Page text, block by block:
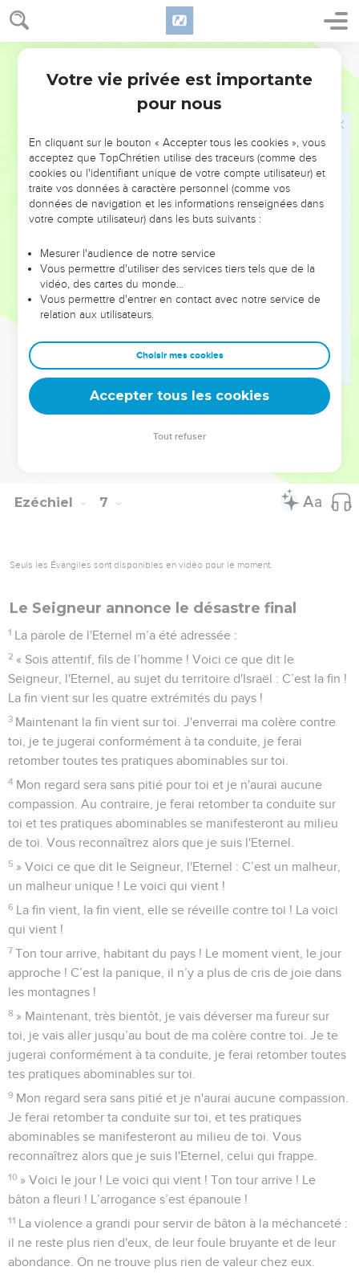
Ezéchiel 6
prendront eux-mêmes en dégoût à cause du mal qu'ils ont
fait en s’adonnant à toutes leurs pratiques abominables.
parlais pas en l’air quand je les ai menacés de leur faire tout
» Voici ce que dit le Seigneur, l'Eternel : Frappe de la main,
tape du pied et crie de douleur à cause de toutes les
pratiques mauvaises et abominables de la communauté
d'Israël ! C’est qu’ils vont tomber par l’épée, par la famine et
par la peste.
Celui qui sera loin mourra de la peste, celui qui sera près
tombera par l’épée, celui qui restera et sera assiégé sera
victime de la famine. J’irai ainsi jusqu’au bout de ma fureur
contre eux.
Vous reconnaîtrez que je suis l'Eternel, quand leurs
leurs autels, sur toute colline élevée, sur tous les sommets
des montagnes, sous tout arbre vert, sous tout chêne touffu,
là où ils offraient des parfums dont l’odeur était agréable à
toutes leurs idoles.
Je déploierai ma puissance contre eux et je rendrai le pays
Ezéchiel 7
Seuls les Évangiles sont disponibles en vidéo pour le moment.
Le Seigneur annonce le désastre final
1 La parole de l'Eternel m’a été adressée :
2 « Sois attentif, fils de l’homme ! Voici ce que dit le
Seigneur, l'Eternel, au sujet du territoire d'Israël : C’est la fin !
La fin vient sur les quatre extrémités du pays !
3 Maintenant la fin vient sur toi. J'enverrai ma colère contre
toi, je te jugerai conformément à ta conduite, je ferai
retomber toutes tes pratiques abominables sur toi.
4 Mon regard sera sans pitié pour toi et je n'aurai aucune
compassion. Au contraire, je ferai retomber ta conduite sur
toi et tes pratiques abominables se manifesteront au milieu
de toi. Vous reconnaîtrez alors que je suis l'Eternel.
5 » Voici ce que dit le Seigneur, l'Eternel : C’est un malheur,
un malheur unique ! Le voici qui vient !
6 La fin vient, la fin vient, elle se réveille contre toi ! La voici
qui vient !
7 Ton tour arrive, habitant du pays ! Le moment vient, le jour
approche ! C’est la panique, il n’y a plus de cris de joie dans
les montagnes !
8 » Maintenant, très bientôt, je vais déverser ma fureur sur
toi, je vais aller jusqu’au bout de ma colère contre toi. Je te
jugerai conformément à ta conduite, je ferai retomber toutes
tes pratiques abominables sur toi.
9 Mon regard sera sans pitié et je n'aurai aucune compassion.
Je ferai retomber ta conduite sur toi, et tes pratiques
abominables se manifesteront au milieu de toi. Vous
reconnaîtrez alors que je suis l'Eternel, celui qui frappe.
10 » Voici le jour ! Le voici qui vient ! Ton tour arrive ! Le
bâton a fleuri ! L’arrogance s’est épanouie !
11 La violence a grandi pour servir de bâton à la méchanceté :
il ne reste plus rien d'eux, de leur foule bruyante et de leur
abondance. On ne trouve plus rien de valeur chez eux.
Votre vie privée est importante
pour nous
En cliquant sur le bouton « Accepter tous les cookies », vous
acceptez que TopChrétien utilise des traceurs (comme des
cookies ou l'identifiant unique de votre compte utilisateur) et
traite vos données à caractère personnel (comme vos
données de navigation et les informations renseignées dans
votre compte utilisateur) dans les buts suivants :
Mesurer l'audience de notre service
Vous permettre d'utiliser des services tiers tels que de la
vidéo, des cartes du monde…
Vous permettre d'entrer en contact avec notre service de
relation aux utilisateurs.
Choisir mes cookies
Accepter tous les cookies
Tout refuser